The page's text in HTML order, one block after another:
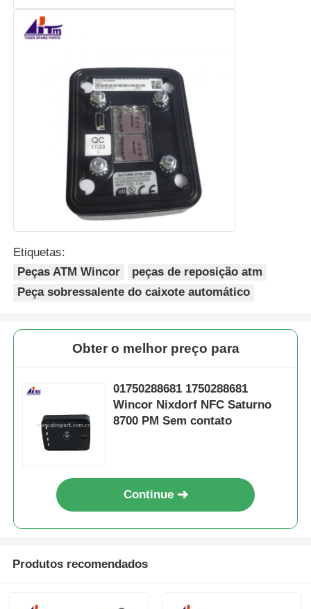
máquina de cartão
Peças sobressalentes para caixas eletrônicos
Máquina ATM
Reciclador de moedas
Etiquetas:
Peças ATM Wincor
peças de reposição atm
Peça sobressalente do caixote automático
Obter o melhor preço para
01750288681 1750288681
Wincor Nixdorf NFC Saturno
8700 PM Sem contato
Continue
Produtos recomendados